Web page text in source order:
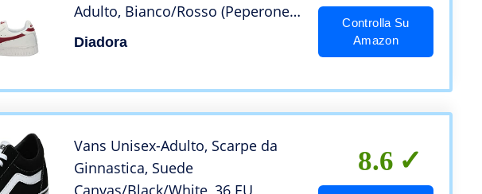
Adulto, Bianco/Rosso (Peperone),
42.5 EU
Diadora
Controlla Su
Amazon
Vans Unisex-Adulto, Scarpe da
Ginnastica, Suede
8.6